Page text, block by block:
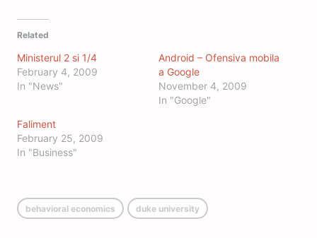
Related
Ministerul 2 si 1/4
February 4, 2009
In "News"
Android – Ofensiva mobila
a Google
November 4, 2009
In "Google"
Faliment
February 25, 2009
In "Business"
behavioral economics duke university